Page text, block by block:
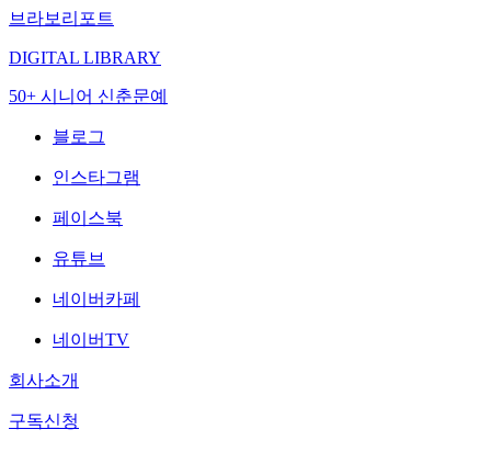
브라보리포트
DIGITAL LIBRARY
50+ 시니어 신춘문예
블로그
인스타그램
페이스북
유튜브
네이버카페
네이버TV
회사소개
구독신청